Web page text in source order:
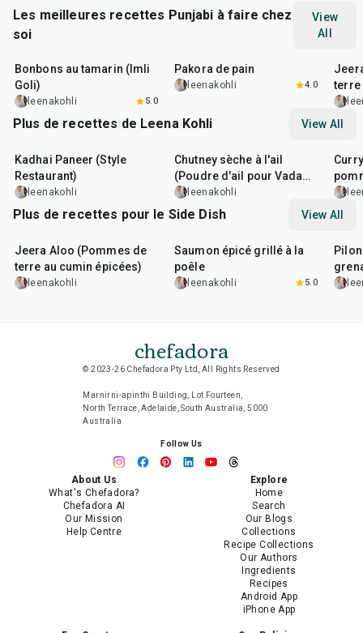
Les meilleures recettes Punjabi à faire chez
soi
View
All
1hr
Bonbons au tamarin (Imli
Goli)
leenakohli 5.0
Pakora de pain
leenakohli 4.0
terre
Plus de recettes de Leena Kohli View All
Kadhai Paneer (Style
Restaurant)
leenakohli
Chutney sèche à l'ail
(Poudre d'ail pour Vada
Pav)leenakohli
Plus de recettes pour le Side Dish View All
Jeera Aloo (Pommes de
terre au cumin épicées)
leenakohli
Saumon épicé grillé à la
poêle
leenakohli 5.0
chefadora
© 2023-26 Chefadora Pty Ltd, All Rights Reserved
Marnirni-apinthi Building, Lot Fourteen,
North Terrace, Adelaide, South Australia, 5000
Australia
Follow Us
About Us
What's Chefadora?
Chefadora AI
Our Mission
Help Centre
Explore
Home
Search
Our Blogs
Collections
Recipe Collections
Our Authors
Ingredients
Recipes
Android App
iPhone App